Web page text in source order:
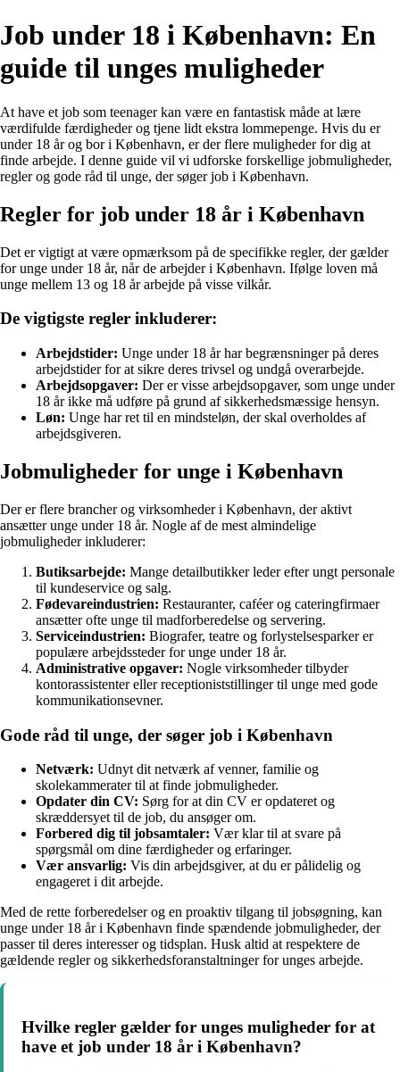
Job under 18 i København: En
guide til unges muligheder
At have et job som teenager kan være en fantastisk måde at lære
værdifulde færdigheder og tjene lidt ekstra lommepenge. Hvis du er
under 18 år og bor i København, er der flere muligheder for dig at
finde arbejde. I denne guide vil vi udforske forskellige jobmuligheder,
regler og gode råd til unge, der søger job i København.
Regler for job under 18 år i København
Det er vigtigt at være opmærksom på de specifikke regler, der gælder
for unge under 18 år, når de arbejder i København. Ifølge loven må
unge mellem 13 og 18 år arbejde på visse vilkår.
De vigtigste regler inkluderer:
Arbejdstider: Unge under 18 år har begrænsninger på deres
arbejdstider for at sikre deres trivsel og undgå overarbejde.
Arbejdsopgaver: Der er visse arbejdsopgaver, som unge under
18 år ikke må udføre på grund af sikkerhedsmæssige hensyn.
Løn: Unge har ret til en mindsteløn, der skal overholdes af
arbejdsgiveren.
Jobmuligheder for unge i København
Der er flere brancher og virksomheder i København, der aktivt
ansætter unge under 18 år. Nogle af de mest almindelige
jobmuligheder inkluderer:
Butiksarbejde: Mange detailbutikker leder efter ungt personale
til kundeservice og salg.
Fødevareindustrien: Restauranter, caféer og cateringfirmaer
ansætter ofte unge til madforberedelse og servering.
Serviceindustrien: Biografer, teatre og forlystelsesparker er
populære arbejdssteder for unge under 18 år.
Administrative opgaver: Nogle virksomheder tilbyder
kontorassistenter eller receptioniststillinger til unge med gode
kommunikationsevner.
Gode råd til unge, der søger job i København
Netværk: Udnyt dit netværk af venner, familie og
skolekammerater til at finde jobmuligheder.
Opdater din CV: Sørg for at din CV er opdateret og
skræddersyet til de job, du ansøger om.
Forbered dig til jobsamtaler: Vær klar til at svare på
spørgsmål om dine færdigheder og erfaringer.
Vær ansvarlig: Vis din arbejdsgiver, at du er pålidelig og
engageret i dit arbejde.
Med de rette forberedelser og en proaktiv tilgang til jobsøgning, kan
unge under 18 år i København finde spændende jobmuligheder, der
passer til deres interesser og tidsplan. Husk altid at respektere de
gældende regler og sikkerhedsforanstaltninger for unges arbejde.
Hvilke regler gælder for unges muligheder for at
have et job under 18 år i København?